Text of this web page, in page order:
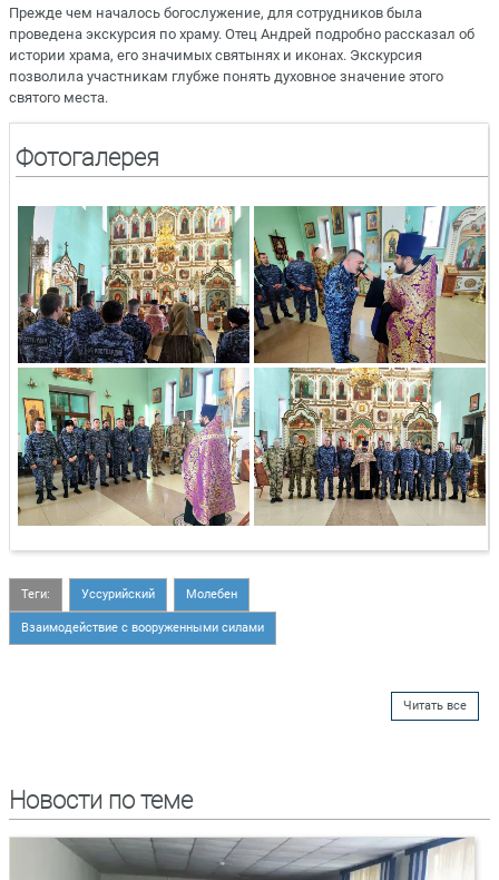
Прежде чем началось богослужение, для сотрудников была
проведена экскурсия по храму. Отец Андрей подробно рассказал об
истории храма, его значимых святынях и иконах. Экскурсия
позволила участникам глубже понять духовное значение этого
святого места.
Фотогалерея
Теги: Уссурийский Молебен
Взаимодействие с вооруженными силами
Читать все
Новости по теме